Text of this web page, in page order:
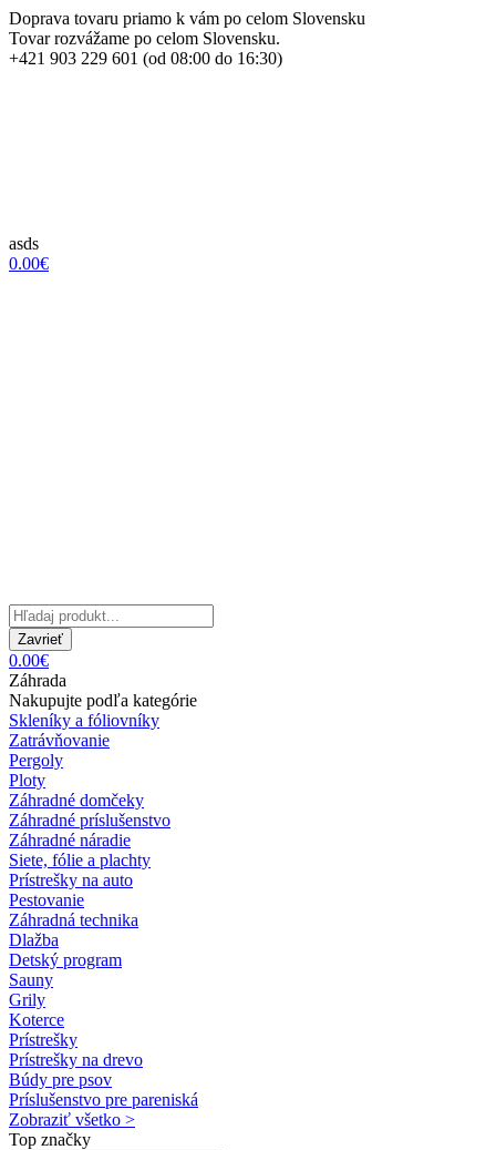
Doprava tovaru priamo k vám po celom Slovensku
Tovar rozvážame po celom Slovensku.
+421 903 229 601 (od 08:00 do 16:30)
asds
0.00€
Zavrieť
0.00€
Záhrada
Nakupujte podľa kategórie
Skleníky a fóliovníky
Zatrávňovanie
Pergoly
Ploty
Záhradné domčeky
Záhradné príslušenstvo
Záhradné náradie
Siete, fólie a plachty
Prístrešky na auto
Pestovanie
Záhradná technika
Dlažba
Detský program
Sauny
Grily
Koterce
Prístrešky
Prístrešky na drevo
Búdy pre psov
Príslušenstvo pre pareniská
Zobraziť všetko >
Top značky